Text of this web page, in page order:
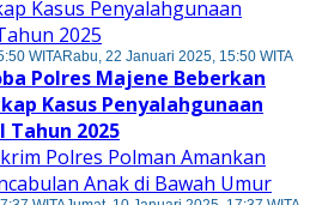
WITARabu, 22 Januari 2025, 15:50 WITA
Polres Majene Beberkan
Kasus Penyalahgunaan
2025